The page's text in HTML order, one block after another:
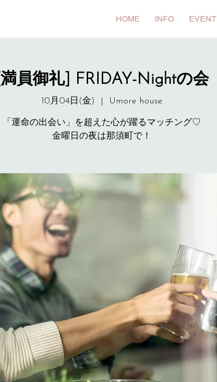
HOME INFO EVENT
[満員御礼] FRIDAY-Nightの会
10月04日(金) Umore house
「運命の出会い」を超えた心が躍るマッチング♡
金曜日の夜は那須町で！